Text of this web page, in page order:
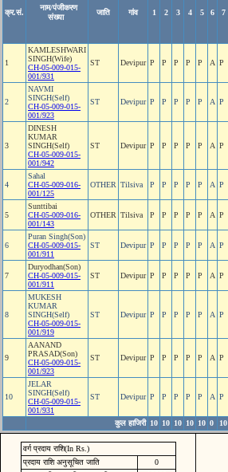
क्र.सं.
नाम/पंजीकरण
संख्या
जाति गांव 1 2 3 4 5 6 7
1
KAMLESHWARI
SINGH(Wife)
CH-05-009-015-
001/931
ST Devipur P P P P P A P
2
NAVMI
SINGH(Self)
CH-05-009-015-
001/923
ST Devipur P P P P P A P
3
DINESH
KUMAR
SINGH(Self)
CH-05-009-015-
001/942
ST Devipur P P P P P A P
4
Sahal
CH-05-009-016-
001/125
OTHER Tilsiva P P P P P A P
5
Sunttibai
CH-05-009-016-
001/143
OTHER Tilsiva P P P P P A P
6
Puran Singh(Son)
CH-05-009-015-
001/911
ST Devipur P P P P P A P
7
Duryodhan(Son)
CH-05-009-015-
001/911
ST Devipur P P P P P A P
8
MUKESH
KUMAR
SINGH(Self)
CH-05-009-015-
001/919
ST Devipur P P P P P A P
9
AANAND
PRASAD(Son)
CH-05-009-015-
001/923
ST Devipur P P P P P A P
10
JELAR
SINGH(Self)
CH-05-009-015-
001/931
ST Devipur P P P P P A P
कुल हाजिरी 10 10 10 10 10 0 10
वर्ग प्रदाय राशि(In Rs.)
प्रदाय राशि अनुसूचित जाति
0